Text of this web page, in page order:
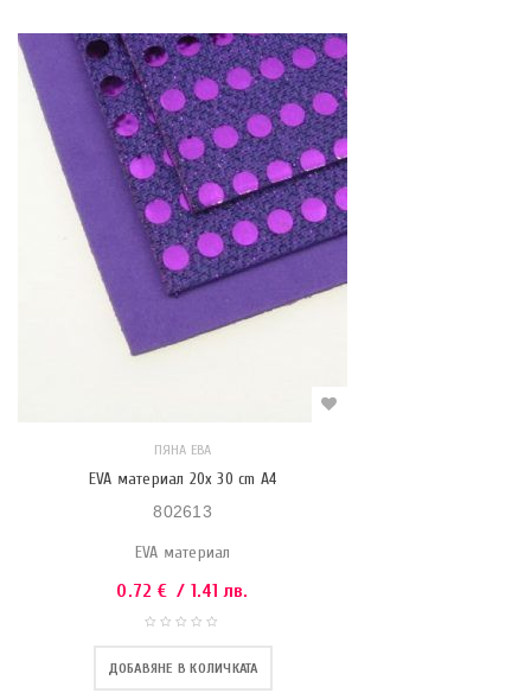
ПЯНА ЕВА
EVA материал 20x 30 cm A4
802613
EVA материал
0.72 € / 1.41 лв.
ДОБАВЯНЕ В КОЛИЧКАТА